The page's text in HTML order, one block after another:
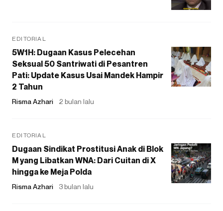
EDITORIAL
5W1H: Dugaan Kasus Pelecehan
Seksual 50 Santriwati di Pesantren
Pati: Update Kasus Usai Mandek Hampir
2 Tahun
Risma Azhari 2 bulan lalu
EDITORIAL
Dugaan Sindikat Prostitusi Anak di Blok
M yang Libatkan WNA: Dari Cuitan di X
hingga ke Meja Polda
Risma Azhari 3 bulan lalu